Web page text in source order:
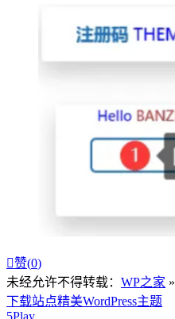
赞(0)
未经允许不得转载： WP之家 »
下载站点精美WordPress主题